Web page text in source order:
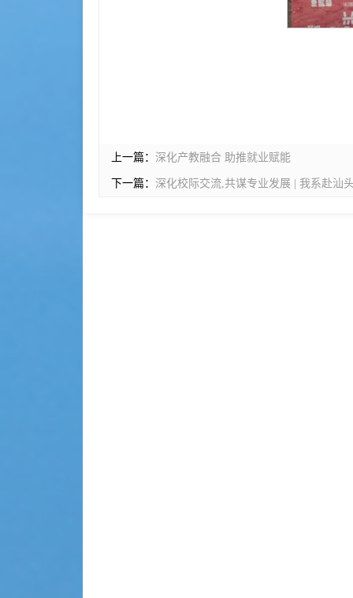
上一篇： 深化产教融合 助推就业赋能
下一篇： 深化校际交流,共谋专业发展 | 我系赴汕